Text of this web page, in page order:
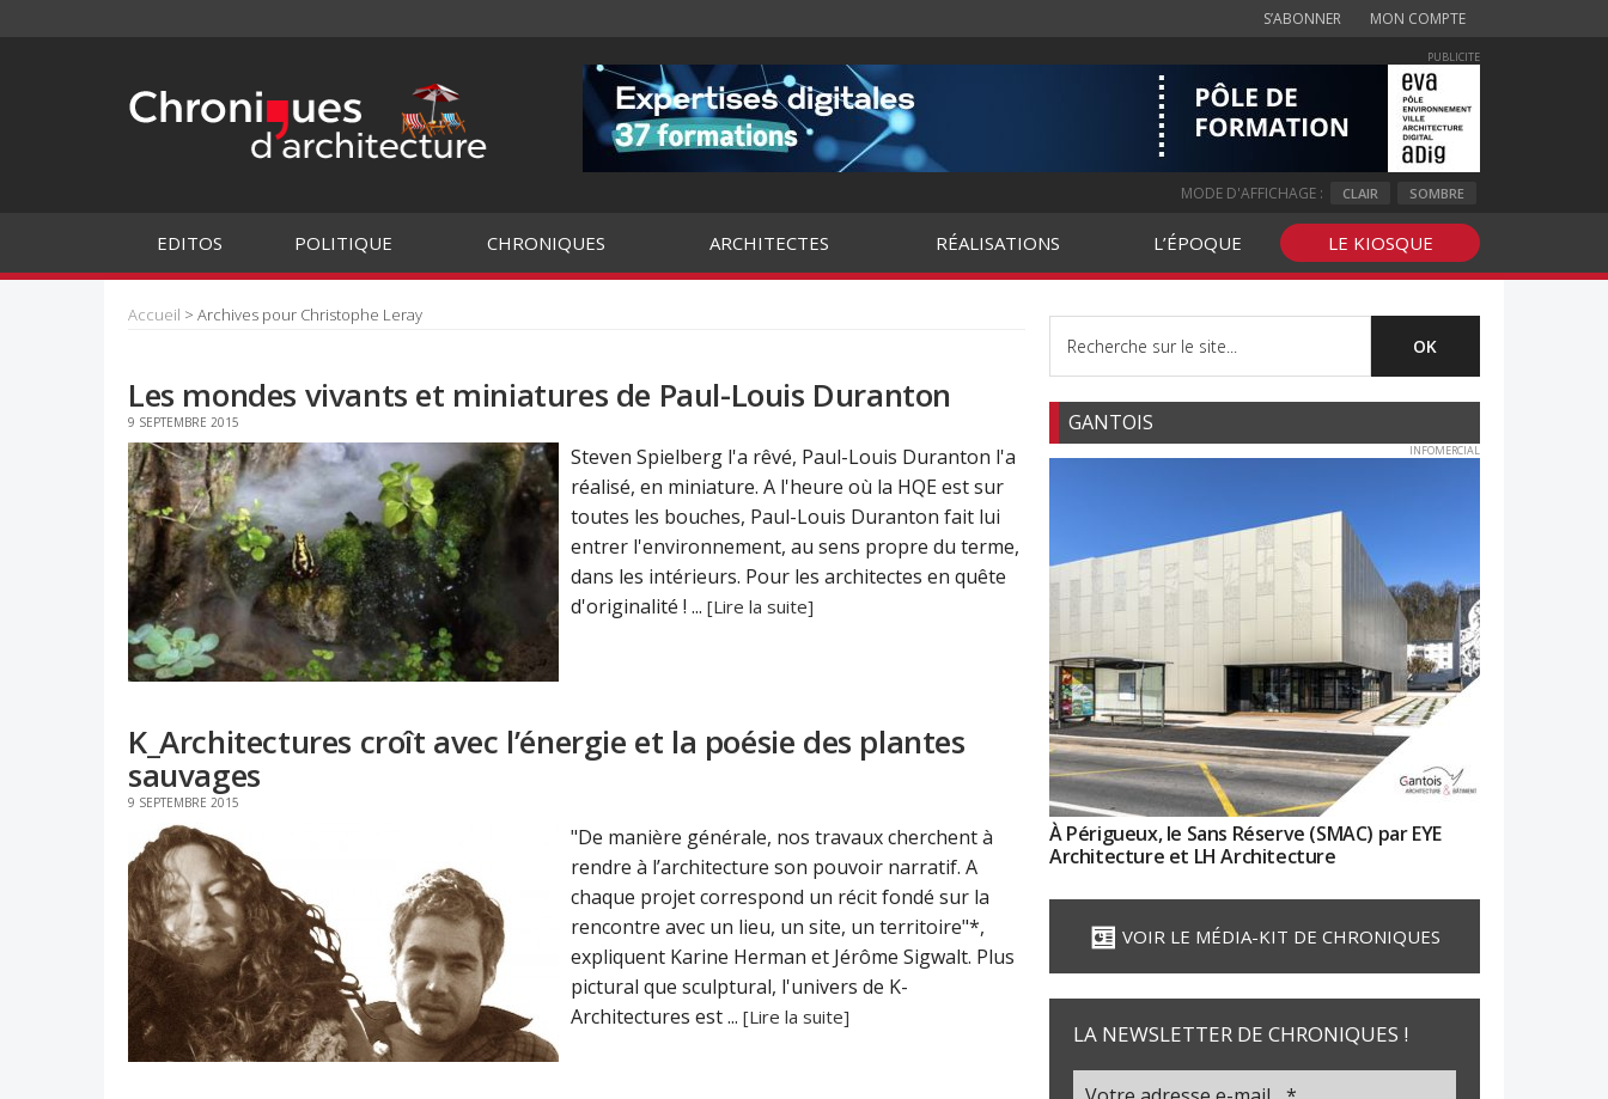
S’ABONNER MON COMPTE
PUBLICITE
MODE D'AFFICHAGE : CLAIR SOMBRE
EDITOS POLITIQUE CHRONIQUES ARCHITECTES RÉALISATIONS L’ÉPOQUE LE KIOSQUE
Accueil > Archives pour Christophe Leray
Les mondes vivants et miniatures de Paul-Louis Duranton
9 SEPTEMBRE 2015
Steven Spielberg l'a rêvé, Paul-Louis Duranton l'a
réalisé, en miniature. A l'heure où la HQE est sur
toutes les bouches, Paul-Louis Duranton fait lui
entrer l'environnement, au sens propre du terme,
dans les intérieurs. Pour les architectes en quête
d'originalité ! ... [Lire la suite]
K_Architectures croît avec l’énergie et la poésie des plantes
sauvages
9 SEPTEMBRE 2015
"De manière générale, nos travaux cherchent à
rendre à l’architecture son pouvoir narratif. A
chaque projet correspond un récit fondé sur la
rencontre avec un lieu, un site, un territoire"*,
expliquent Karine Herman et Jérôme Sigwalt. Plus
pictural que sculptural, l'univers de K-
Architectures est ... [Lire la suite]
GANTOIS
INFOMERCIAL
À Périgueux, le Sans Réserve (SMAC) par EYE
Architecture et LH Architecture
VOIR LE MÉDIA-KIT DE CHRONIQUES
LA NEWSLETTER DE CHRONIQUES !